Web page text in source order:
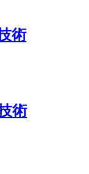
術
術